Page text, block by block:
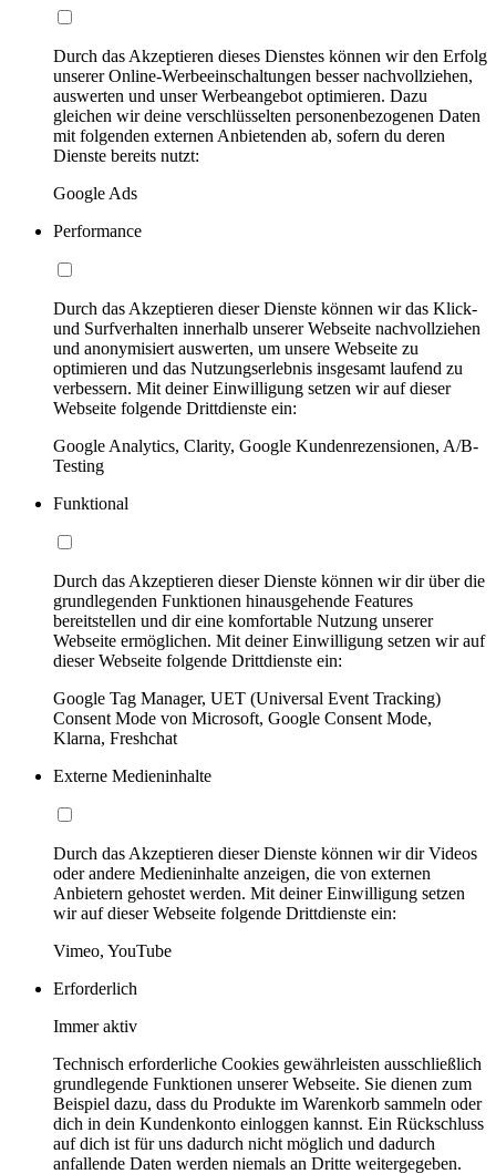
Durch das Akzeptieren dieses Dienstes können wir den Erfolg
unserer Online-Werbeeinschaltungen besser nachvollziehen,
auswerten und unser Werbeangebot optimieren. Dazu
gleichen wir deine verschlüsselten personenbezogenen Daten
mit folgenden externen Anbietenden ab, sofern du deren
Dienste bereits nutzt:
Google Ads
Performance
Durch das Akzeptieren dieser Dienste können wir das Klick-
und Surfverhalten innerhalb unserer Webseite nachvollziehen
und anonymisiert auswerten, um unsere Webseite zu
optimieren und das Nutzungserlebnis insgesamt laufend zu
verbessern. Mit deiner Einwilligung setzen wir auf dieser
Webseite folgende Drittdienste ein:
Google Analytics, Clarity, Google Kundenrezensionen, A/B-
Testing
Funktional
Durch das Akzeptieren dieser Dienste können wir dir über die
grundlegenden Funktionen hinausgehende Features
bereitstellen und dir eine komfortable Nutzung unserer
Webseite ermöglichen. Mit deiner Einwilligung setzen wir auf
dieser Webseite folgende Drittdienste ein:
Google Tag Manager, UET (Universal Event Tracking)
Consent Mode von Microsoft, Google Consent Mode,
Klarna, Freshchat
Externe Medieninhalte
Durch das Akzeptieren dieser Dienste können wir dir Videos
oder andere Medieninhalte anzeigen, die von externen
Anbietern gehostet werden. Mit deiner Einwilligung setzen
wir auf dieser Webseite folgende Drittdienste ein:
Vimeo, YouTube
Erforderlich
Immer aktiv
Technisch erforderliche Cookies gewährleisten ausschließlich
grundlegende Funktionen unserer Webseite. Sie dienen zum
Beispiel dazu, dass du Produkte im Warenkorb sammeln oder
dich in dein Kundenkonto einloggen kannst. Ein Rückschluss
auf dich ist für uns dadurch nicht möglich und dadurch
anfallende Daten werden niemals an Dritte weitergegeben.